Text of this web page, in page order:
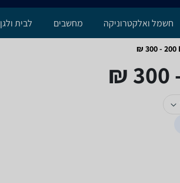
חשמל ואלקטרוניקה מחשבים לבית ולגן